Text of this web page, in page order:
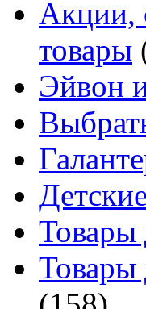
Акции,
товары
Эйвон
Товары
Товары